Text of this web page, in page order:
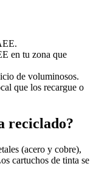
en tu zona que
de voluminosos.
que los recargue o
reciclado?
(acero y cobre),
cartuchos de tinta se